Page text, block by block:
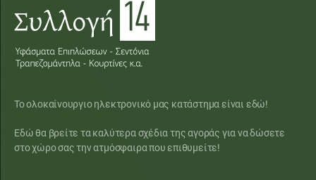
Το ολοκαίνουργιο ηλεκτρονικό μας κατάστημα είναι εδώ!
Εδώ θα βρείτε τα καλύτερα σχέδια της αγοράς για να δώσετε
στο χώρο σας την ατμόσφαιρα που επιθυμείτε!